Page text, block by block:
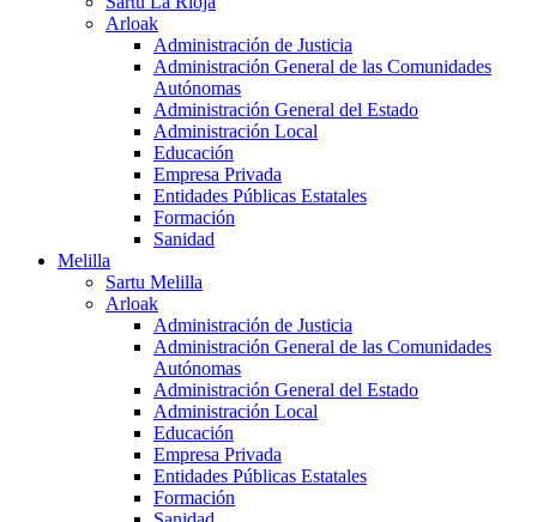
Arloak
Administración de Justicia
Administración General de las Comunidades
Autónomas
Administración General del Estado
Administración Local
Educación
Empresa Privada
Entidades Públicas Estatales
Formación
Sanidad
Melilla
Sartu Melilla
Arloak
Administración de Justicia
Administración General de las Comunidades
Autónomas
Administración General del Estado
Administración Local
Educación
Empresa Privada
Entidades Públicas Estatales
Formación